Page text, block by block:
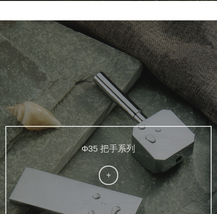
Φ35 把手系列